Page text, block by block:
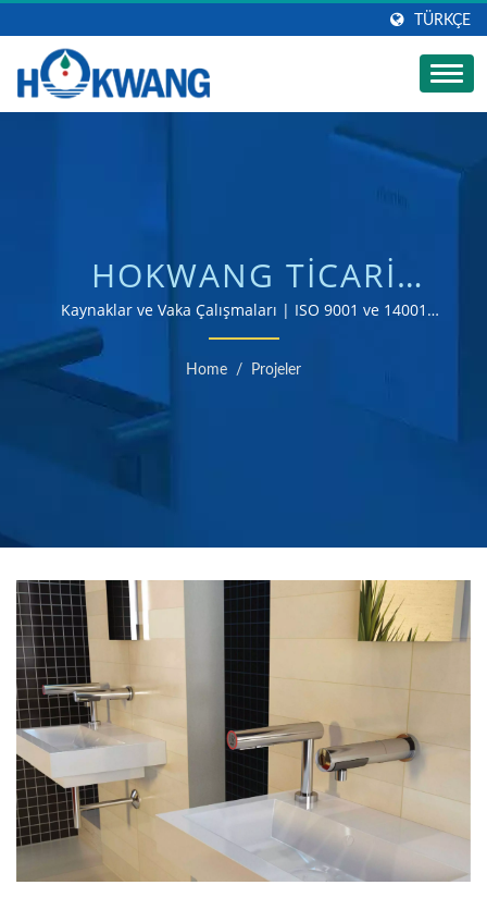
TÜRKÇE
HOKWANG TICARI
TUVALET ÜRÜNLERI
GENIŞ BIR YELPAZE
SUNMAKTADIR. |
OTOMATIK TICARI
SABUN DISPENSERI
ÜRETICISI | HOKWANG
Kaynaklar ve Vaka Çalışmaları | ISO 9001 ve 14001
sertifikalı el kurutma ve sabun dağıtıcı üreticisi
Home / Projeler